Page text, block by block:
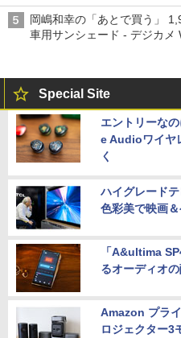
岡嶋和幸の「あとで買う」
車用サンシェード - デジカメ
Special Site
エントリーな
e Audioワイヤ
く
ハイグレード
色彩美で映画
「A&ultima
るオーディオ
Amazon プラ
ロジェクター3